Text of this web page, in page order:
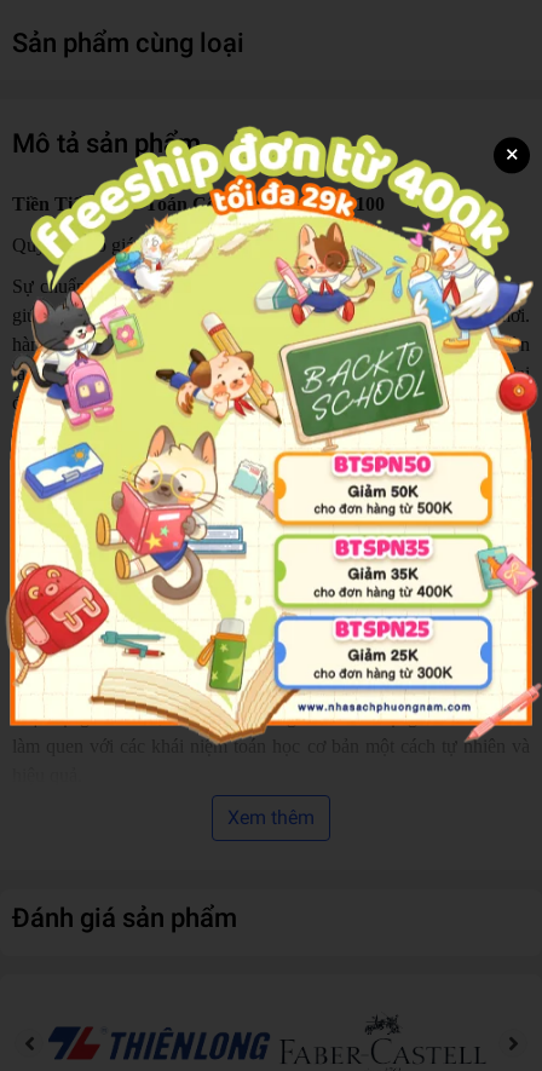
Sản phẩm cùng loại
Mô tả sản phẩm
Tiền Tiểu Học - Toán Cộng Trừ Phạm Vi 100
Quý thầy cô giáo, các bậc phụ huynh thân mến!
Sự chuẩn bị cho trẻ từ mầm non lên lớp 1 là giai đoạn quan trọng,
giúp các bé tự tin và hòa nhập tốt hơn với môi trường học tập mới.
hành trang cho các bé không chỉ là những con chữ đầu tiên mà còn
là những khám phá thú vị về thế giới toán học xung quanh. Giai
đoạn này đặt nền móng vững chắc cho sự phát triển tư duy logic,
khả năng quan sát, so sánh và giải quyết vấn đề của các bé.
Để quý thầy cô giáo và các bậc phụ huynh có tài liệu hướng dẫn
các bé mầm non chuẩn bị vào học toán lớp 1, chúng tôi giới thiệu
quyển sách: TOÁN TIỀN TIỂU HỌC –CỘNG TRỪ PHẠM VI
100 Được biên soạn theo chương trình GDPT mới, dùng cho bộ
SGK thống nhất hiện hành.
Sách được biên soạn với với tinh thần mong muốn đồng hành cùng
quý thầy cô giáo và quý bậc phụ huynh trong việc khơi gợi lòng
yêu thích toán học của các bé. Chúng tôi tin rằng thông qua các
hoạt động vui chơi, khám phá gần gũi và sinh động các bé sẽ dần
làm quen với các khái niệm toán học cơ bản một cách tự nhiên và
Chúng tôi luôn cố gắng trình bày nội dung một cách trực quan, dễ
hiểu, phù hợp với đặc điểm tâm sinh lý của trẻ mầm non. Các hoạt
và sáng tạo của trẻ
Thông tin chi tiết
Xem thêm
Đánh giá sản phẩm
×